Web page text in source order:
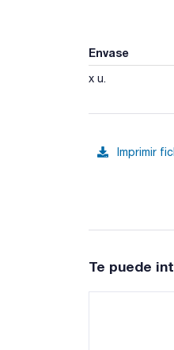
Envase
x u.
Imprimir
Te puede